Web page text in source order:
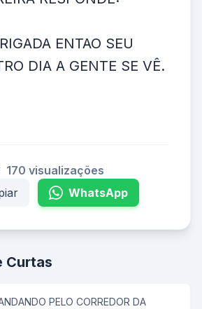
ENTAO SEU
DIA A GENTE SE VÊ.
170 visualizações
WhatsApp
Curtas
PELO CORREDOR DA